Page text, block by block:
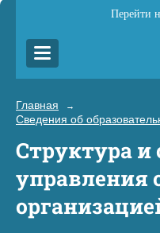
Перейти
Главная →
Сведения об
Структура и
управления